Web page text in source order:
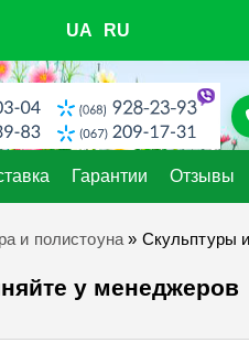
RU
UA
Гарантии Отзывы
и полистоуна » Скульптуры
у менеджеров